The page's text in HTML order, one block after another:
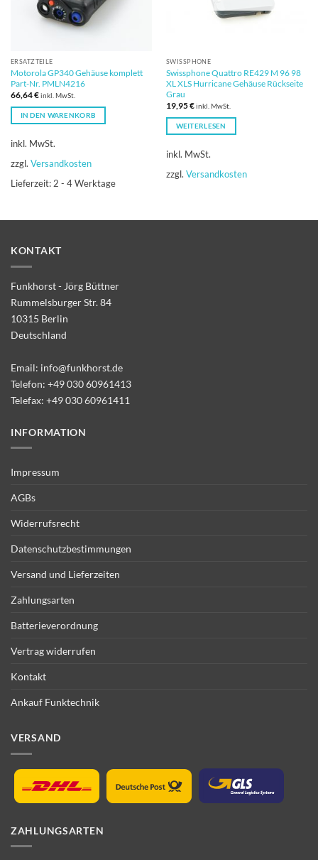
ERSATZTEILE
Motorola GP340 Gehäuse komplett
Part-Nr. PMLN4216
66,64€inkl. MwSt.
IN DEN WARENKORB
inkl. MwSt.
zzgl. Versandkosten
Lieferzeit: 2 - 4 Werktage
SWISSPHONE
Swissphone Quattro RE429 M 96 98
XL XLS Hurricane Gehäuse Rückseite
Grau
19,95€inkl. MwSt.
WEITERLESEN
inkl. MwSt.
zzgl. Versandkosten
KONTAKT
Funkhorst - Jörg Büttner
Rummelsburger Str. 84
10315 Berlin
Deutschland
Email: info@funkhorst.de
Telefon: +49 030 60961413
Telefax: +49 030 60961411
INFORMATION
Impressum
AGBs
Widerrufsrecht
Datenschutzbestimmungen
Versand und Lieferzeiten
Zahlungsarten
Batterieverordnung
Vertrag widerrufen
Kontakt
Ankauf Funktechnik
VERSAND
ZAHLUNGSARTEN